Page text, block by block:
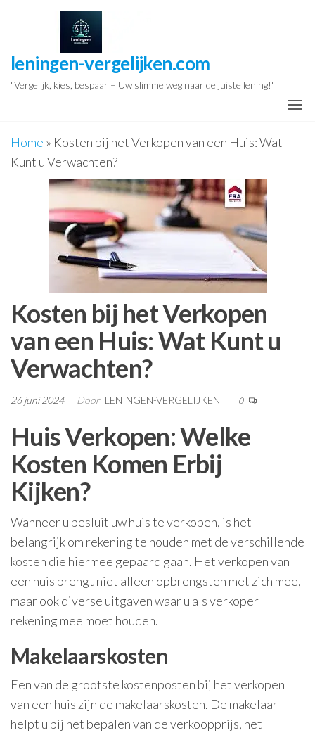
inhoud
leningen-vergelijken.com
"Vergelijk, kies, bespaar – Uw slimme weg naar de juiste lening!"
Home » Kosten bij het Verkopen van een Huis: Wat
Kunt u Verwachten?
Kosten bij het Verkopen
van een Huis: Wat Kunt u
Verwachten?
26 juni 2024 Door LENINGEN-VERGELIJKEN 0
Huis Verkopen: Welke
Kosten Komen Erbij
Kijken?
Wanneer u besluit uw huis te verkopen, is het
belangrijk om rekening te houden met de verschillende
kosten die hiermee gepaard gaan. Het verkopen van
een huis brengt niet alleen opbrengsten met zich mee,
maar ook diverse uitgaven waar u als verkoper
rekening mee moet houden.
Makelaarskosten
Een van de grootste kostenposten bij het verkopen
van een huis zijn de makelaarskosten. De makelaar
helpt u bij het bepalen van de verkoopprijs, het